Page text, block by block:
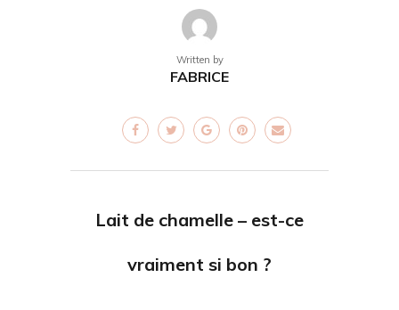
Written by
FABRICE
Lait de chamelle – est-ce
vraiment si bon ?